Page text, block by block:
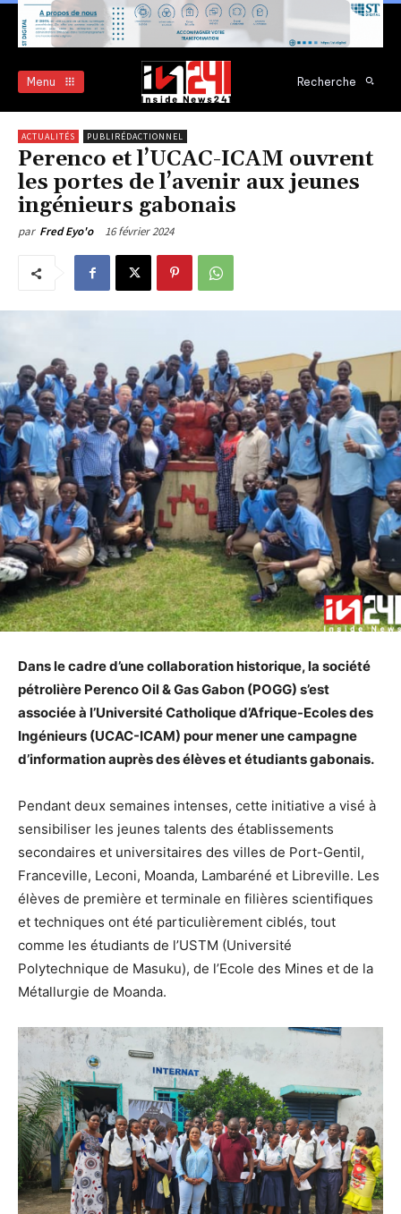
Menu Recherche
ACTUALITÉS PUBLIRÉDACTIONNEL
Perenco et l’UCAC-ICAM ouvrent
les portes de l’avenir aux jeunes
ingénieurs gabonais
par Fred Eyo'o 16 février 2024
Dans le cadre d’une collaboration historique, la société
pétrolière Perenco Oil & Gas Gabon (POGG) s’est
associée à l’Université Catholique d’Afrique-Ecoles des
Ingénieurs (UCAC-ICAM) pour mener une campagne
d’information auprès des élèves et étudiants gabonais.
Pendant deux semaines intenses, cette initiative a visé à
sensibiliser les jeunes talents des établissements
secondaires et universitaires des villes de Port-Gentil,
Franceville, Leconi, Moanda, Lambaréné et Libreville. Les
élèves de première et terminale en filières scientifiques
et techniques ont été particulièrement ciblés, tout
comme les étudiants de l’USTM (Université
Polytechnique de Masuku), de l’Ecole des Mines et de la
Métallurgie de Moanda.